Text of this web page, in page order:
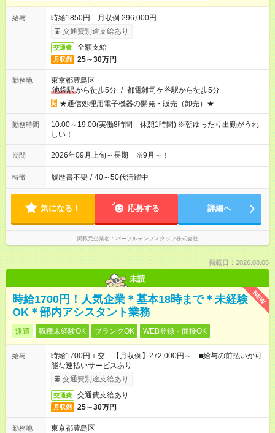
給与
時給1850円 月収例 296,000円
交通費別途支給あり
交通費 全額支給
月収例 25～30万円
勤務地
東京都豊島区
池袋駅から徒歩5分 / 都電雑司ケ谷駅から徒歩5分
★通信処理用電子機器の開発・販売（卸売）★
勤務時間
10:00～19:00(実働8時間 休憩1時間) ※朝ゆったり出勤がうれ
しい！
期間 2026年09月上旬～長期 ※9月～！
特徴 履歴書不要 / 40～50代活躍中
気になる！ 応募する 詳細へ
掲載元企業名 パーソルテンプスタッフ株式会社
掲載日：2026.08.06
未読
NEW
時給1700円！人気企業＊基本18時まで＊未経験
OK＊部内アシスタント業務
派遣 職種未経験OK ブランクOK WEB登録・面接OK
給与
時給1700円＋交 【月収例】272,000円～ ■給与の前払いが可
能な速払いサービスあり
交通費別途支給あり
交通費 交通費支給あり
月収例 25～30万円
勤務地
東京都豊島区